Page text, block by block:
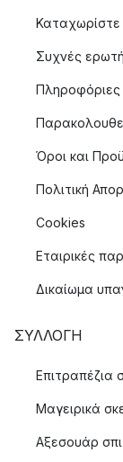
Συχνές
Όροι και
Πολιτική
Cookies
Εταιρικές
Δικαίωμα
ΣΥΛΛΟΓΉ
Επιτραπέζια
Μαγειρικά
Αξεσουάρ